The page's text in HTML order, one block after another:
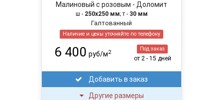
Малиновый с розовым - Доломит
ш - 250х250 мм; т - 30 мм
Галтованный
Наличие и цены уточняйте по телефону
6 400 руб/м2
Под заказ
от 2 - 15 дней
Добавить в заказ
Другие размеры